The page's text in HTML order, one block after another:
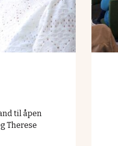
til åpen
Therese